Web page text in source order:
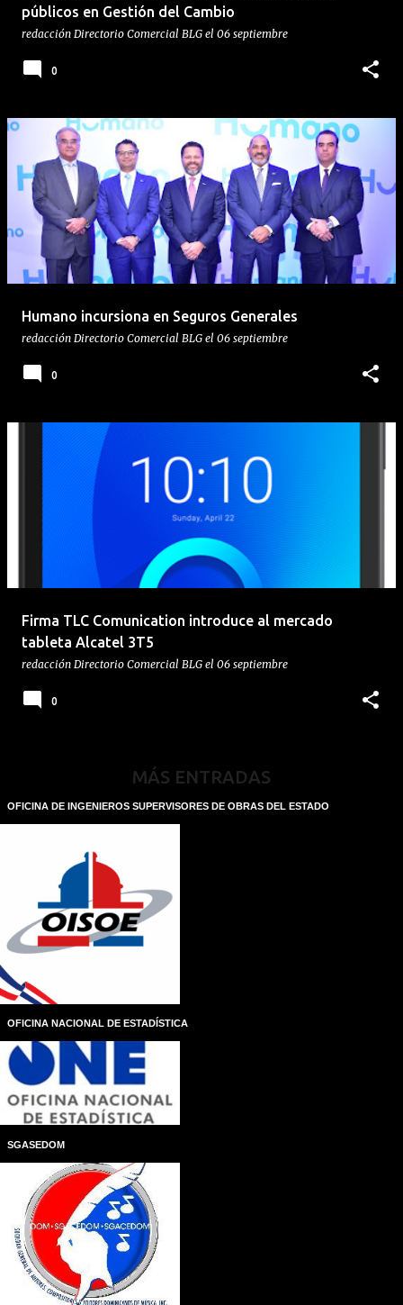
públicos en Gestión del Cambio
redacción Directorio Comercial BLG el 06 septiembre
0
Humano incursiona en Seguros Generales
redacción Directorio Comercial BLG el 06 septiembre
0
Firma TLC Comunication introduce al mercado
tableta Alcatel 3T5
redacción Directorio Comercial BLG el 06 septiembre
0
MÁS ENTRADAS
OFICINA DE INGENIEROS SUPERVISORES DE OBRAS DEL ESTADO
OFICINA NACIONAL DE ESTADÍSTICA
SGASEDOM